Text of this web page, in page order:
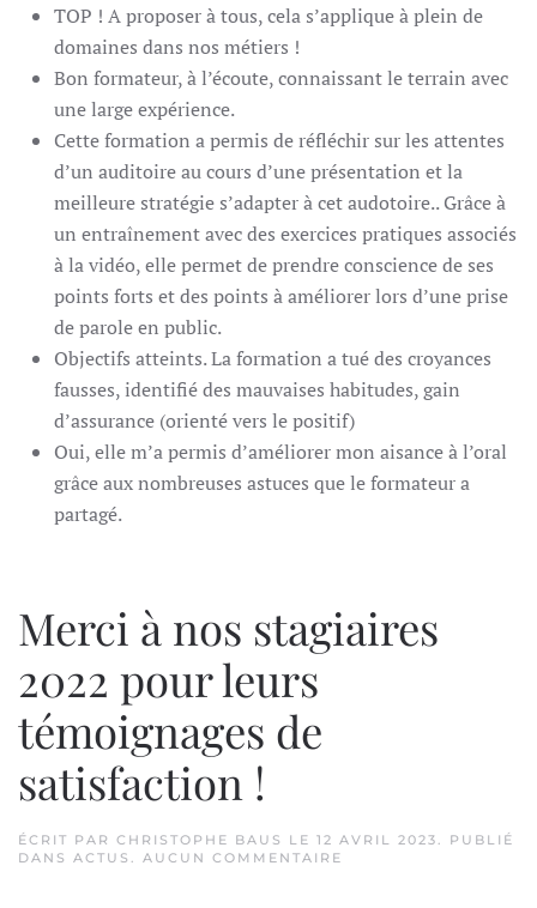
TOP ! A proposer à tous, cela s’applique à plein de
domaines dans nos métiers !
Bon formateur, à l’écoute, connaissant le terrain avec
une large expérience.
Cette formation a permis de réfléchir sur les attentes
d’un auditoire au cours d’une présentation et la
meilleure stratégie s’adapter à cet audotoire.. Grâce à
un entraînement avec des exercices pratiques associés
à la vidéo, elle permet de prendre conscience de ses
points forts et des points à améliorer lors d’une prise
de parole en public.
Objectifs atteints. La formation a tué des croyances
fausses, identifié des mauvaises habitudes, gain
d’assurance (orienté vers le positif)
Oui, elle m’a permis d’améliorer mon aisance à l’oral
grâce aux nombreuses astuces que le formateur a
partagé.
Merci à nos stagiaires
2022 pour leurs
témoignages de
satisfaction !
ÉCRIT PAR CHRISTOPHE BAUS LE 12 AVRIL 2023. PUBLIÉ
DANS ACTUS . AUCUN COMMENTAIRE